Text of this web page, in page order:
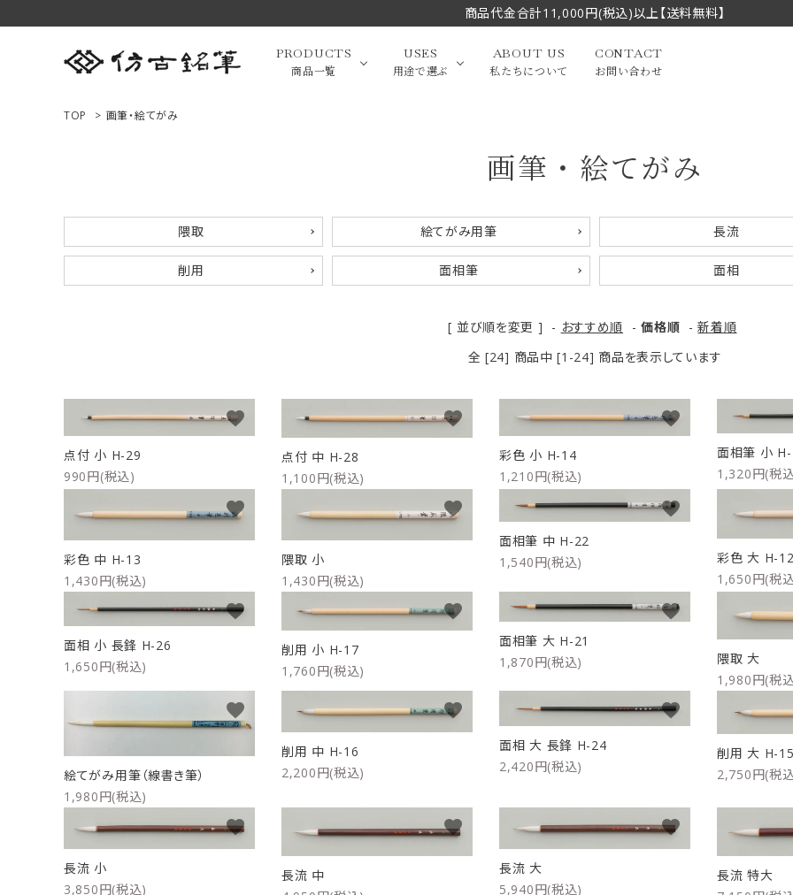
商品代金合計11,000円(税込)以上【送料無料】
PRODUCTS
商品一覧
大中筆（半切・条幅以
小筆
限定品・セット品
洗浄剤 オプション・その他
USES
用途で選ぶ
漢字
写経・御朱印 画筆・絵てがみ
贈り物（限定セット）
リップブラシ 贈り物（限定セット）
ABOUT US
私たちについて
CONTACT
お問い合わせ
ログイン 新規会員登録
ご利用ガイド
プライバシーポリシー
お問い合わせ
TOP > 画筆・絵てがみ
画筆・絵てがみ
隈取 絵てがみ用筆 長流
削用 面相筆 面相
[ 並び順を変更 ] - おすすめ順 -価格順 -新着順
全 [24] 商品中 [1-24] 商品を表示しています
点付 小 H-29
990円(税込)
favorite
点付 中 H-28
1,100円(税込)
favorite
彩色 小 H-14
1,210円(税込)
favorite
面相筆 小
1,320円(税
彩色 中 H-13
1,430円(税込)
favorite
隈取 小
1,430円(税込)
favorite
面相筆 中 H-22
1,540円(税込)
favorite
彩色 大 H-12
1,650円(税
面相 小 長鋒 H-26
1,650円(税込)
favorite
削用 小 H-17
1,760円(税込)
favorite
面相筆 大 H-21
1,870円(税込)
favorite
隈取 大
1,980円(税
絵てがみ用筆（線書き筆）
1,980円(税込)
favorite
削用 中 H-16
2,200円(税込)
favorite
面相 大 長鋒 H-24
2,420円(税込)
favorite
削用 大 H-15
2,750円(税
長流 小
3,850円(税込)
favorite
長流 中
favorite
長流 大
5,940円(税込)
favorite
長流 特大